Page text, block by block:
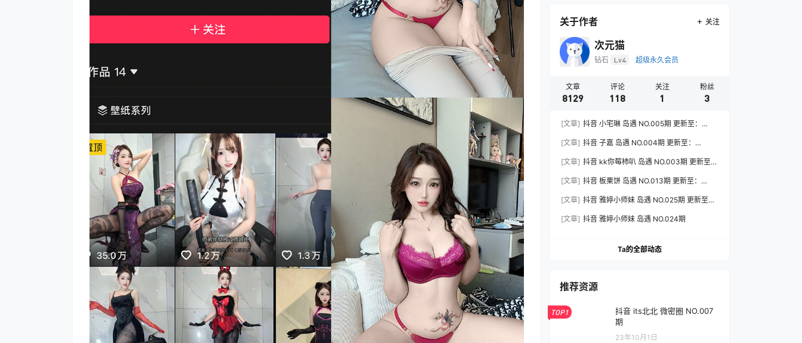
关于作者 关注
次元猫
钻石 Lv4 超级永久会员
文章
8129
评论
118
关注
1
粉丝
3
[文章] 抖音 小宅琳 岛遇 NO.005期 更新至：
[文章] 抖音 子嘉 岛遇 NO.004期 更新至：
[文章] 抖音 kk你莓柿叭 岛遇 NO.003期 更新至：
[文章] 抖音 板栗饼 岛遇 NO.013期 更新至：
[文章] 抖音 雅婷小师妹 岛遇 NO.025期 更新至：
[文章] 抖音 雅婷小师妹 岛遇 NO.024期
Ta的全部动态
推荐资源
TOP1
抖音 its北北 微密圈 NO.007
期
23年10月1日